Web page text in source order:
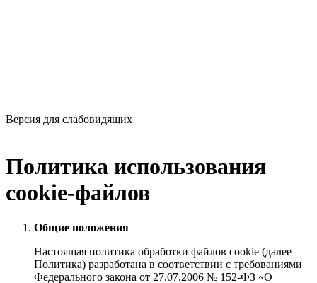
Версия для слабовидящих
Политика использования
cookie-файлов
Общие положения
Настоящая политика обработки файлов cookie (далее –
Политика) разработана в соответствии с требованиями
Федерального закона от 27.07.2006 № 152-ФЗ «О